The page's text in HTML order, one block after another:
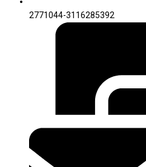
2771044-3116285392